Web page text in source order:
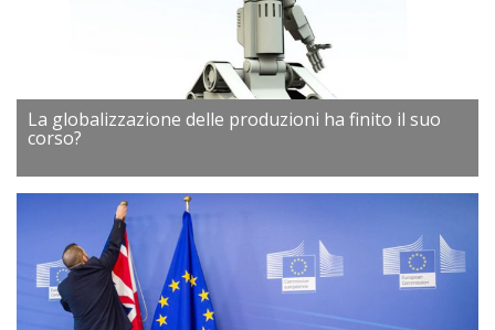
La globalizzazione delle produzioni ha finito il suo
corso?